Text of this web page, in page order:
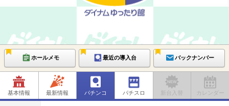
ホールメモ 最近の導入台 バックナンバー
基本情報 最新情報 パチンコ パチスロ 新台入替 カレンダー